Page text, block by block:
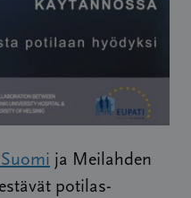
ja Meilahden
potilas-